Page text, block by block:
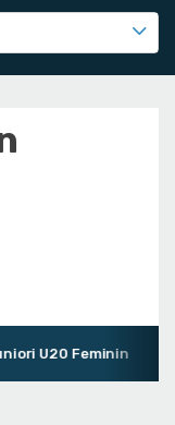
U20 Feminin